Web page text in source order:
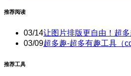
推荐阅读
03/14让图片排版更自由！超
03/09超多趣-超多有趣工具（
推荐工具